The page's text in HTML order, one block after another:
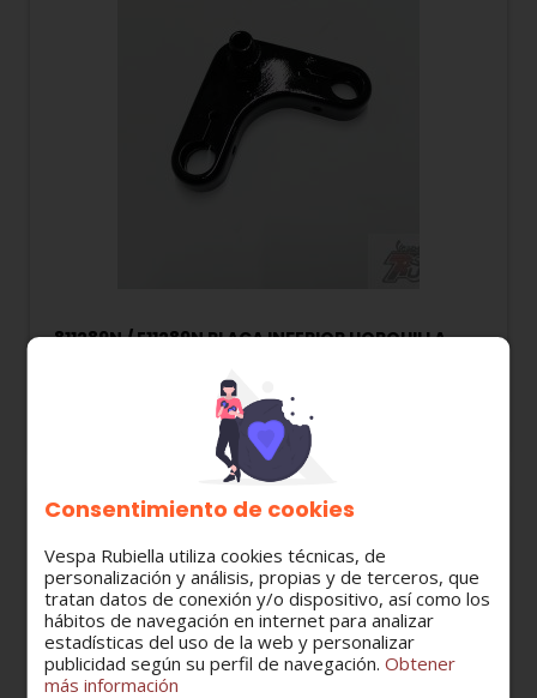
811289N / E11289N PLACA INFERIOR HORQUILLA
Consentimiento de cookies
Vespa Rubiella utiliza cookies técnicas, de
personalización y análisis, propias y de terceros, que
tratan datos de conexión y/o dispositivo, así como los
hábitos de navegación en internet para analizar
estadísticas del uso de la web y personalizar
publicidad según su perfil de navegación.Obtener
más información